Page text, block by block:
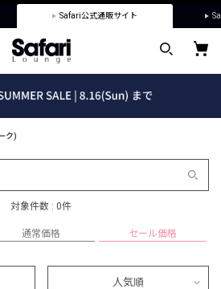
Safari公式通販サイト
ク)
対象件数 : 0件
通常価格 セール価格
人気順